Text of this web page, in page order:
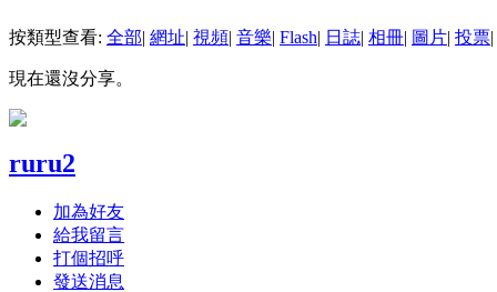
按類型查看: 全部| 網址| 視頻| 音樂| Flash| 日誌| 相冊| 圖片| 投票|
現在還沒分享。
ruru2
加為好友
給我留言
打個招呼
發送消息